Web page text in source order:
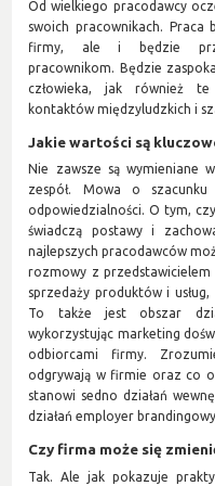
Od wielkiego pracodawcy
swoich pracownikach.
firmy, ale i będzie
pracownikom. Będzie
człowieka, jak również
kontaktów międzyludzkich i
Jakie wartości są
Nie zawsze są wymieniane
zespół. Mowa o
odpowiedzialności. O tym,
świadczą postawy i
najlepszych pracodawców
rozmowy z przedstawicielem
sprzedaży produktów i
To także jest obszar
wykorzystując marketing
odbiorcami firmy.
odgrywają w firmie oraz co
stanowi sedno działań
działań employer
Czy firma może się
Tak. Ale jak pokazuje